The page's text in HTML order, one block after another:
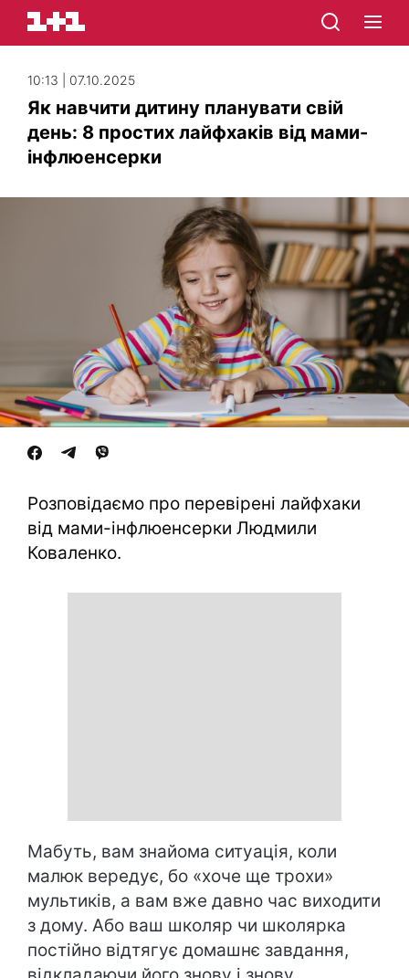
10:13 | 07.10.2025
Як навчити дитину планувати свій
день: 8 простих лайфхаків від мами-
інфлюенсерки
Розповідаємо про перевірені лайфхаки
від мами-інфлюенсерки Людмили
Коваленко.
Мабуть, вам знайома ситуація, коли
малюк вередує, бо «хоче ще трохи»
мультиків, а вам вже давно час виходити
з дому. Або ваш школяр чи школярка
постійно відтягує домашнє завдання,